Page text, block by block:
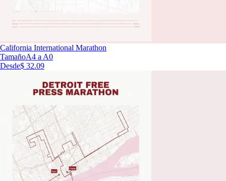
California International Marathon
TamañoA4 a A0
Desde$ 32.09